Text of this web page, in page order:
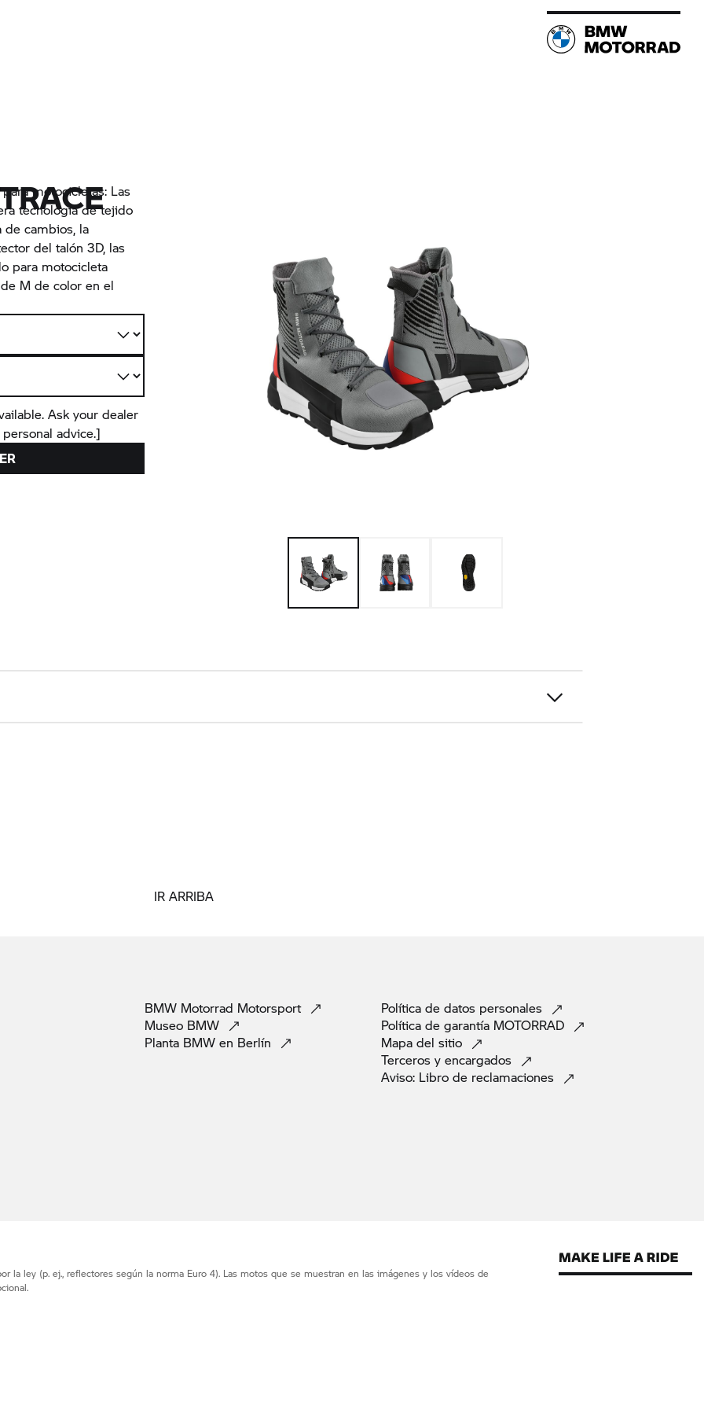
motocicletas: Las
tecnología de tejido
de cambios, la
del talón 3D, las
para motocicleta
M de color en el
Ask your dealer
advice.]
IR ARRIBA
BMW Motorrad Motorsport
Museo BMW
Planta BMW en Berlín
Política de datos personales
Política de garantía MOTORRAD
Mapa del sitio
Terceros y encargados
Aviso: Libro de reclamaciones
la ley (p. ej., reflectores según la norma Euro 4). Las motos que se muestran en las imágenes y los vídeos de